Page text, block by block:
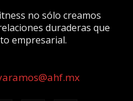
no sólo creamos
duraderas que
empresarial.